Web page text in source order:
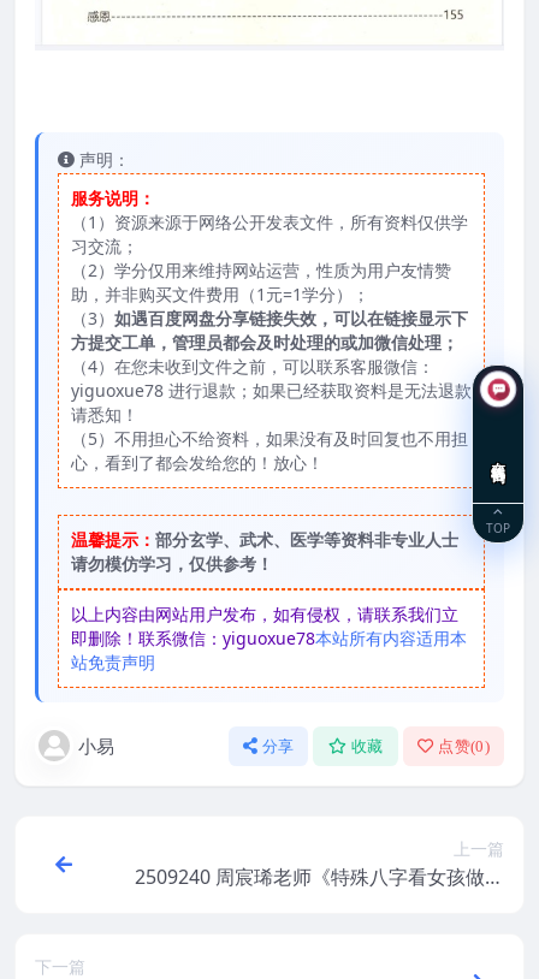
声明：
服务说明：
（1）资源来源于网络公开发表文件，所有资料仅供学
习交流；
（2）学分仅用来维持网站运营，性质为用户友情赞
助，并非购买文件费用（1元=1学分）；
（3） 如遇百度网盘分享链接失效，可以在链接显示下
方提交工单，管理员都会及时处理的或加微信处理；
（4）在您未收到文件之前，可以联系客服微信：
yiguoxue78 进行退款；如果已经获取资料是无法退款
请悉知！
（5）不用担心不给资料，如果没有及时回复也不用担
心，看到了都会发给您的！放心！
温馨提示： 部分玄学、武术、医学等资料非专业人士
请勿模仿学习，仅供参考！
以上内容由网站用户发布，如有侵权，请联系我们立
即删除！联系微信：yiguoxue78本站所有内容适用本
站免责声明
小易 分享 收藏 点赞(0)
上一篇
2509240 周宸琋老师《特殊八字看女孩做的
下一篇
TOP